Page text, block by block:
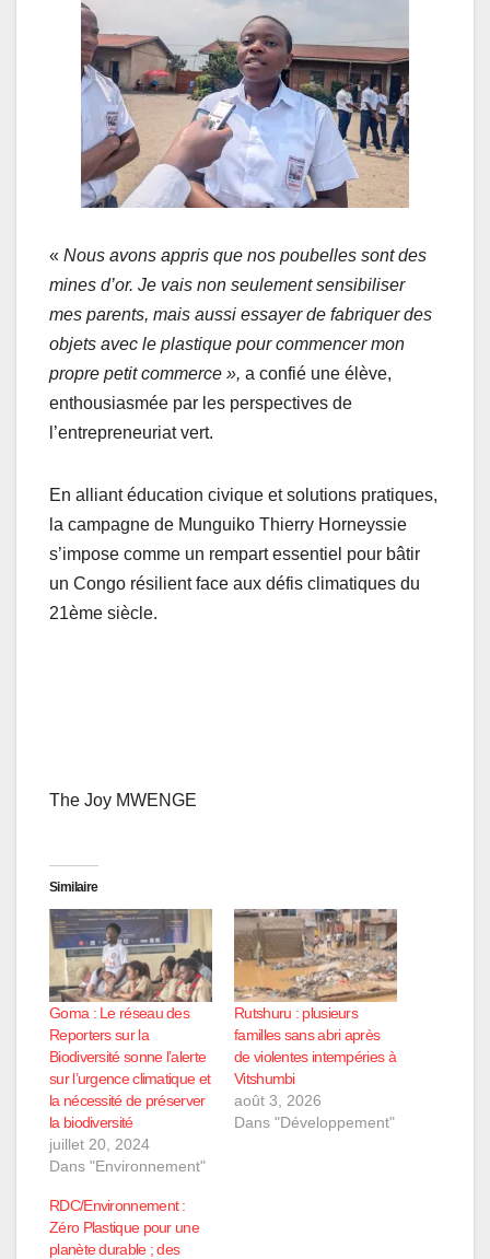
« Nous avons appris que nos poubelles sont des
mines d’or. Je vais non seulement sensibiliser
mes parents, mais aussi essayer de fabriquer des
objets avec le plastique pour commencer mon
propre petit commerce », a confié une élève,
enthousiasmée par les perspectives de
l’entrepreneuriat vert.
En alliant éducation civique et solutions pratiques,
la campagne de Munguiko Thierry Horneyssie
s’impose comme un rempart essentiel pour bâtir
un Congo résilient face aux défis climatiques du
21ème siècle.
The Joy MWENGE
Similaire
Goma : Le réseau des
Reporters sur la
Biodiversité sonne l’alerte
sur l’urgence climatique et
la nécessité de préserver
la biodiversité
juillet 20, 2024
Dans "Environnement"
Rutshuru : plusieurs
familles sans abri après
de violentes intempéries à
Vitshumbi
août 3, 2026
Dans "Développement"
RDC/Environnement :
Zéro Plastique pour une
planète durable ; des